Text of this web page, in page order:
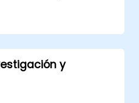
para la evaluación de
retroalimentación.
de la IA en el
y